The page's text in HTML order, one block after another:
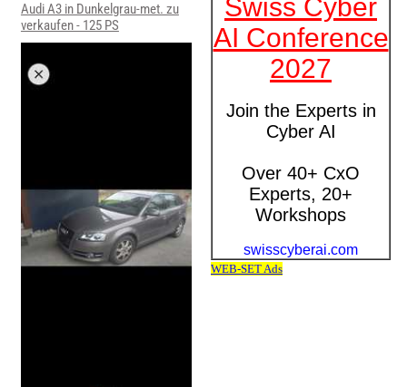
Audi A3 in Dunkelgrau-met. zu
verkaufen - 125 PS